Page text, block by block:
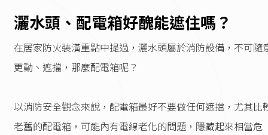
灑水頭、配電箱好醜能遮住嗎？
在居家防火裝潢重點中提過，灑水頭屬於消防設備，不可隨
更動、遮擋，那麼配電箱呢？
以消防安全觀念來說，配電箱最好不要做任何遮擋，尤其比
老舊的配電箱，可能內有電線老化的問題，隱藏起來相當危